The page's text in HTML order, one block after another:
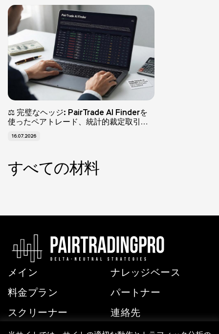
⚖️ 完璧なヘッジ: PairTrade AI Finderを
使ったペアトレード、統計的裁定取引、
16.07.2026
すべての材料
メイン
料金プラン
スクリーナー
ナレッジベース
パートナー
連絡先